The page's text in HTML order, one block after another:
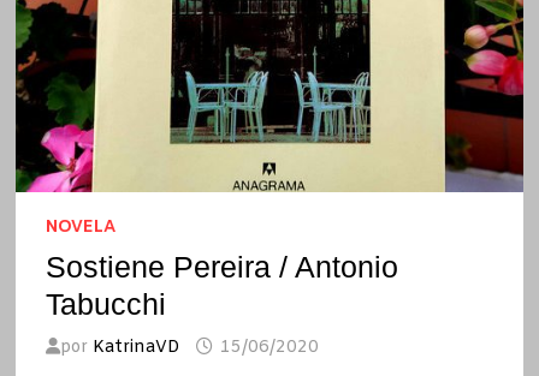
NOVELA
Sostiene Pereira / Antonio
Tabucchi
por KatrinaVD 15/06/2020